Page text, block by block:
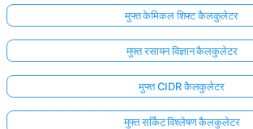
मुफ्त केमिकल शिफ्ट कैलकुलेटर
मुफ्त रसायन विज्ञान कैलकुलेटर
मुफ्त CIDR कैलकुलेटर
मुफ्त सर्किट विश्लेषण कैलकुलेटर